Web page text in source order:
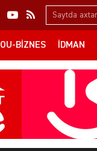
Search…
BIZNES İDMAN